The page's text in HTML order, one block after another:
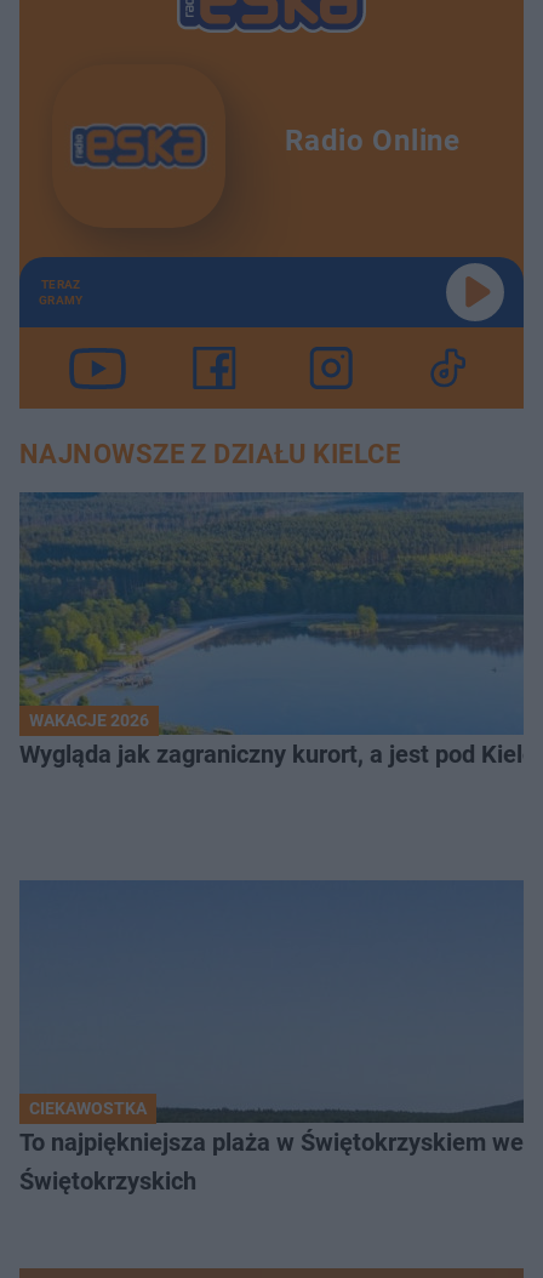
Radio Online
TERAZ
GRAMY
NAJNOWSZE Z DZIAŁU KIELCE
WAKACJE 2026
Wygląda jak zagraniczny kurort, a jest pod
CIEKAWOSTKA
To najpiękniejsza plaża w Świętokrzyskiem
Świętokrzyskich